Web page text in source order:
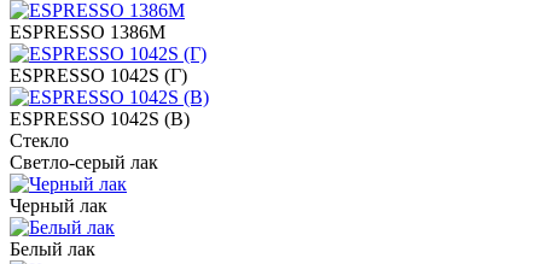
ESPRESSO 1386M
ESPRESSO 1042S (Г)
ESPRESSO 1042S (В)
Стекло
Светло-серый лак
Черный лак
Белый лак